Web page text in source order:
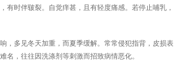
有时伴皲裂。自觉痒甚，且有轻度痛感。若停止哺乳，
多见冬天加重，而夏季缓解。常常侵犯指背，皮损表
名，往往因洗涤剂等刺激而招致病情恶化。